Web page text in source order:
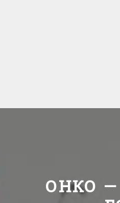
ОНКО